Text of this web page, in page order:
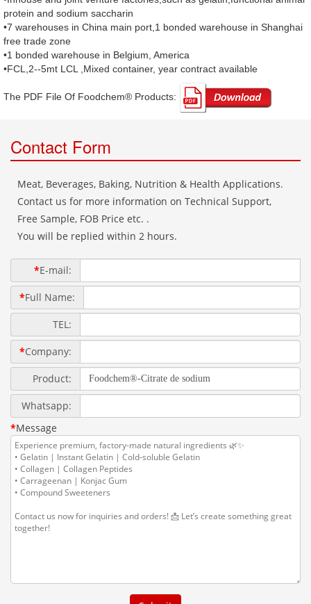
protein and sodium saccharin
•7 warehouses in China main port,1 bonded warehouse in Shanghai
free trade zone
•1 bonded warehouse in Belgium, America
•FCL,2--5mt LCL ,Mixed container, year contract available
The PDF File Of Foodchem® Products: